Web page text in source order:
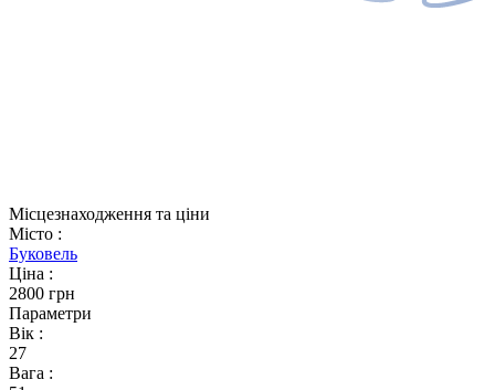
Місцезнаходження та ціни
Місто :
Буковель
Ціна :
2800 грн
Параметри
Вік :
27
Вага :